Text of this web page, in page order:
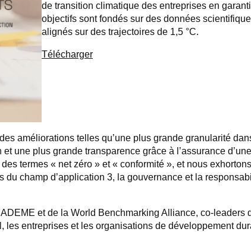
de transition climatique des entreprises en
objectifs sont fondés sur des données
alignés sur des trajectoires de 1,5 °C.
Télécharger
améliorations telles qu’une plus grande granularité
une plus grande transparence grâce à l’assurance
termes « net zéro » et « conformité », et nous
champ d’application 3, la gouvernance et la
et de la World Benchmarking Alliance, co-leaders
entreprises et les organisations de développement